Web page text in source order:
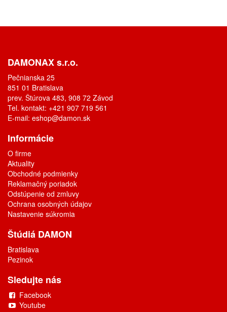
DAMONAX s.r.o.
Pečnianska 25
851 01 Bratislava
prev. Štúrova 483, 908 72 Závod
Tel. kontakt: +421 907 719 561
E-mail: eshop@damon.sk
Informácie
O firme
Aktuality
Obchodné podmienky
Reklamačný poriadok
Odstúpenie od zmluvy
Ochrana osobných údajov
Nastavenie súkromia
Štúdiá DAMON
Bratislava
Pezinok
Sledujte nás
Facebook
Youtube